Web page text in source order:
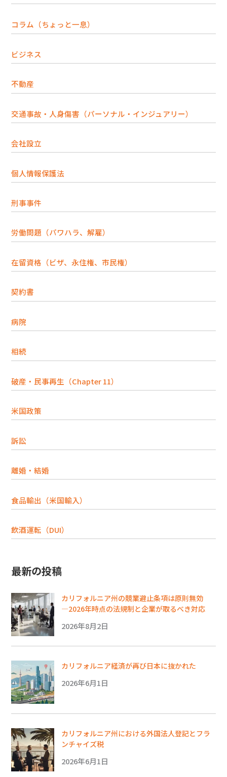
コラム（ちょっと一息）
ビジネス
不動産
交通事故・人身傷害（パーソナル・インジュアリー）
会社設立
個人情報保護法
刑事事件
労働問題（パワハラ、解雇）
在留資格（ビザ、永住権、市民権）
契約書
病院
相続
破産・民事再生（Chapter 11）
米国政策
訴訟
離婚・結婚
食品輸出（米国輸入）
飲酒運転（DUI）
最新の投稿
カリフォルニア州の競業避止条項は原則無効
―2026年時点の法規制と企業が取るべき対応
2026年8月2日
カリフォルニア経済が再び日本に抜かれた
2026年6月1日
カリフォルニア州における外国法人登記とフラ
ンチャイズ税
2026年6月1日